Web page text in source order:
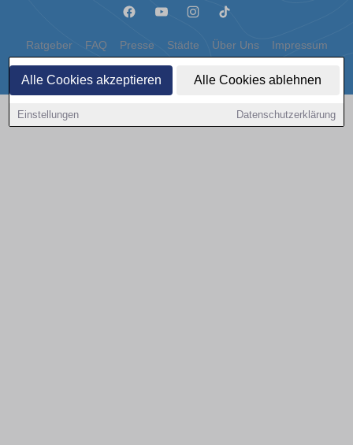
Alle Cookies akzeptieren Alle Cookies ablehnen
Einstellungen Datenschutzerklärung
Ratgeber FAQ Presse Städte Über Uns Impressum
Datenschutz Cookies
Copyright © 2000 - 2026 | 1A Infosysteme GmbH | Content by: 1a-sites-autos